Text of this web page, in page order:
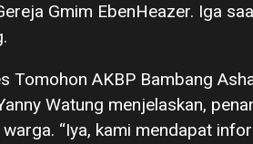
Gmim EbenHeazer. Iga
Tomohon AKBP Bambang
Watung menjelaskan,
“Iya, kami mendapat